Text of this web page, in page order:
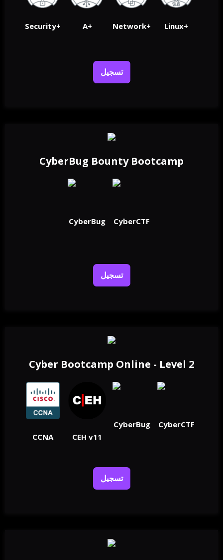
Security+ A+ Network+ Linux+
تسجيل
CyberBug Bounty Bootcamp
CyberBug CyberCTF
تسجيل
Cyber Bootcamp Online - Level 2
CCNA CEH v11
CyberBug CyberCTF
تسجيل